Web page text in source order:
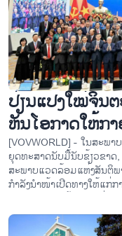
ເຂດສຸສານ ຂາຍດິ້ງ - ຂີດ
ອອກ ຕາເວັນຕົກ ໃນເຂດມໍ
ບັນດາຮ່ອງຮອຍເພື່ອພາລ
ປ່ຽນແປງໃໝ່ຈິນ
ຫັນໂອກາດໃຫ້ກ
[VOVWORLD] - ໃນສະພ
ຍຸດທະສາດນັບມື້ນັບຂ້ຽວຂາດ
ສະພາບແວດລ້ອມແຫ່ງສັນຕິພ
ກຳລັງນຳໜ້າເປີດທາງໃຫ້ແກ່
ໃໝ່ຈິນຕະນາການ ແລະ ວິທີເ
ຜົນລະອຽດເພື່ອຮັບໃຊ້ປະເທດ